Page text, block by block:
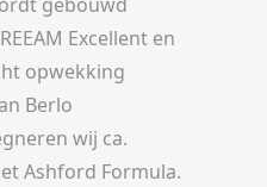
Excellent en
opwekking
Berlo
wij ca.
Ashford Formula.